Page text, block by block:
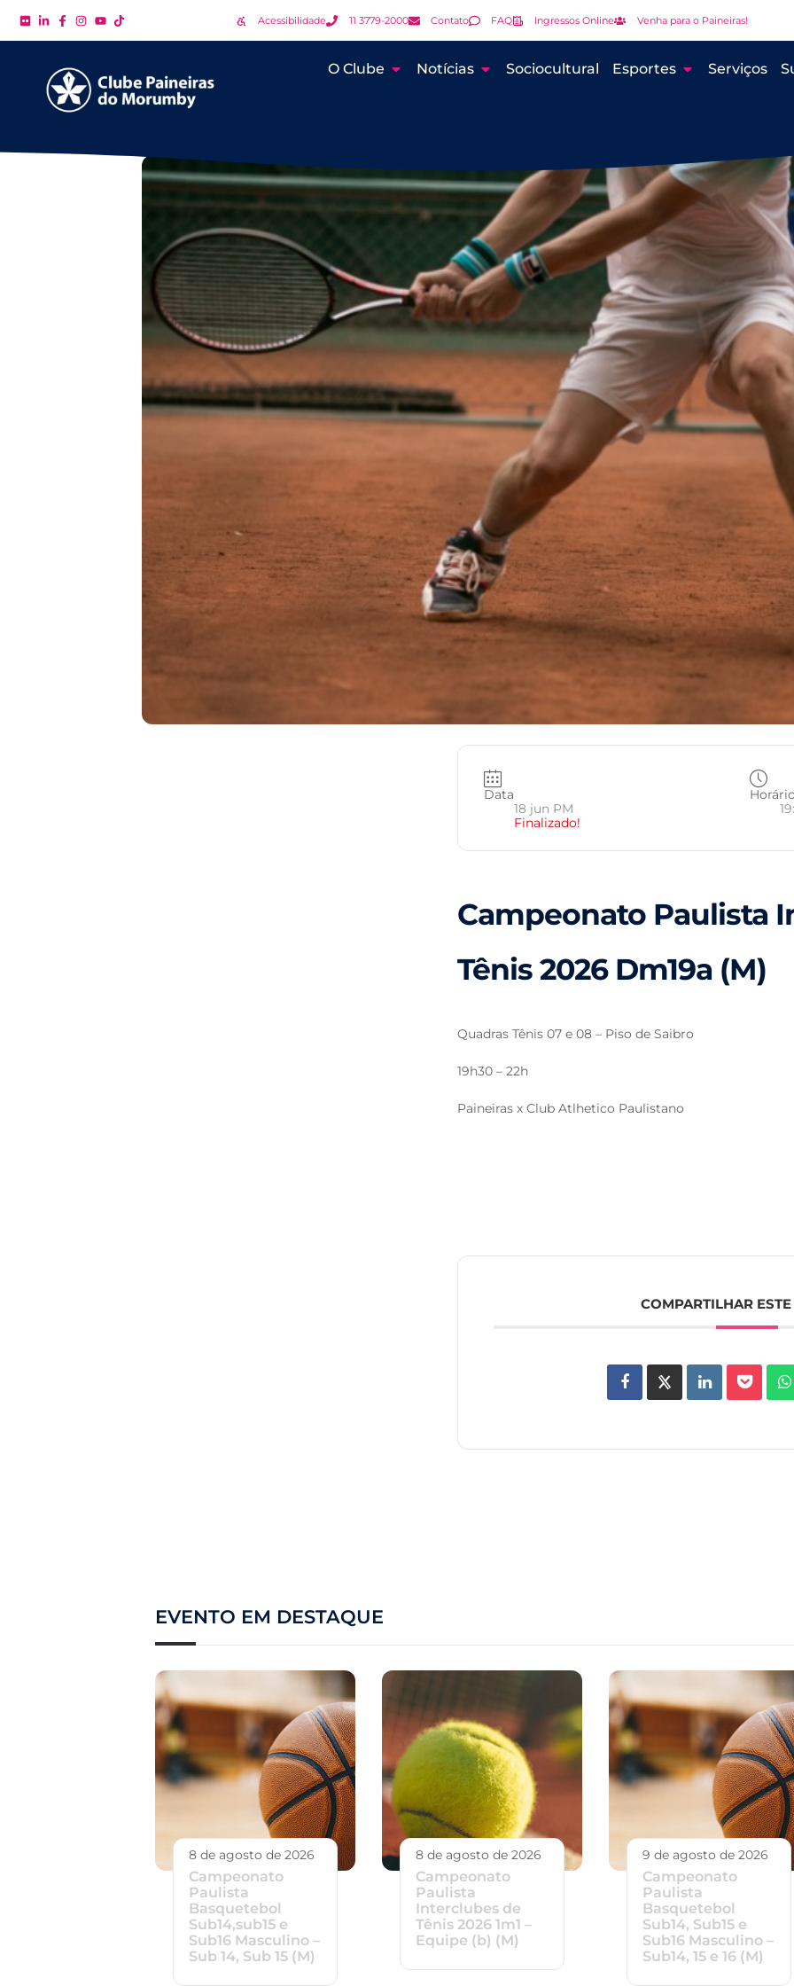
Acessibilidade 11 3779-2000 Contato FAQ Ingressos Online Venha para o Paineiras!
O Clube Notícias Sociocultural Esportes Serviços
Data
18 jun PM
Finalizado!
Campeonato Paulista
Tênis 2026 Dm19a (M)
Quadras Tênis 07 e 08 – Piso de Saibro
19h30 – 22h
Paineiras x Club Atlhetico Paulistano
COMPARTILHAR
EVENTO EM DESTAQUE
8 de agosto de 2026
Campeonato
Paulista
Basquetebol
Sub14,sub15 e
Sub16 Masculino –
Sub 14, Sub 15 (M)
8 de agosto de 2026
Campeonato
Paulista
Interclubes de
Tênis 2026 1m1 –
Equipe (b) (M)
9 de agosto de 2026
Campeonato
Paulista
Basquetebol
Sub14, Sub15 e
Sub16 Masculino –
Sub14, 15 e 16 (M)